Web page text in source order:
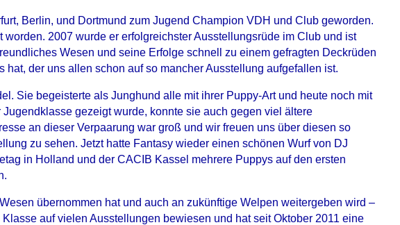
Berlin, und Dortmund zum Jugend Champion VDH und Club geworden.
2007 wurde er erfolgreichster Ausstellungsrüde im Club und ist
Wesen und seine Erfolge schnell zu einem gefragten Deckrüden
der uns allen schon auf so mancher Ausstellung aufgefallen ist.
Sie begeisterte als Junghund alle mit ihrer Puppy-Art und heute noch mit
gezeigt wurde, konnte sie auch gegen viel ältere
an dieser Verpaarung war groß und wir freuen uns über diesen so
zu sehen. Jetzt hatte Fantasy wieder einen schönen Wurf von DJ
in Holland und der CACIB Kassel mehrere Puppys auf den ersten
übernommen hat und auch an zukünftige Welpen weitergeben wird –
auf vielen Ausstellungen bewiesen und hat seit Oktober 2011 eine